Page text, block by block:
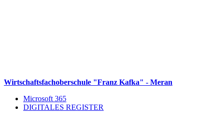
Weiter zum Inhalt
Zum Navigationsmenü gehen
Zur Fußzeile springen
Wirtschaftsfachoberschule "Franz Kafka" - Meran
Microsoft 365
DIGITALES REGISTER